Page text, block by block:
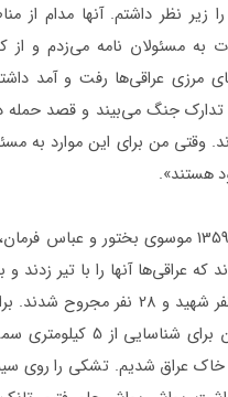
زیر نظر داشتم. آنها مدام از
مسئولان نامه می‌زدم و از
عراقی‌ها رفت و آمد
تدارک جنگ می‌بیند و قصد حمله
وقتی من برای این موارد به
هستند».
یکم خرداد 1359 درگیری‌ها به صورت جدی آغاز شد. 15 خرداد 1359 موسوی
عراقی‌ها آنها را با تیر زدند
رساندند. از افراد گروهان من تا قبل از شروع رسمی جنگ، 17 نفر
دقیق‌تر از اوضاع، شب 16 خرداد 1359 به همراه سروان
وارد خاک عراق شدیم. تشکی را روی